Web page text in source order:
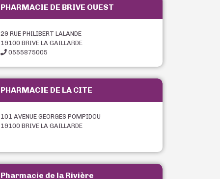
PHARMACIE DE BRIVE OUEST
29 RUE PHILIBERT LALANDE
19100 BRIVE LA GAILLARDE
0555875005
PHARMACIE DE LA CITE
101 AVENUE GEORGES POMPIDOU
19100 BRIVE LA GAILLARDE
Pharmacie de la Rivière